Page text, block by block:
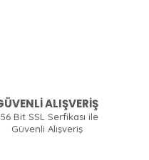
ALIŞVERİŞ
Bit SSL Serfikası ile
Güvenli Alışveriş